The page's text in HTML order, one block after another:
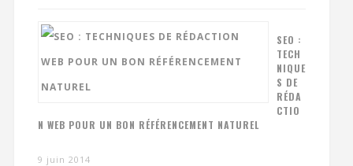
SEO :
TECH
NIQUE
S DE
RÉDA
CTIO
N WEB POUR UN BON RÉFÉRENCEMENT NATUREL
9 juin 2014